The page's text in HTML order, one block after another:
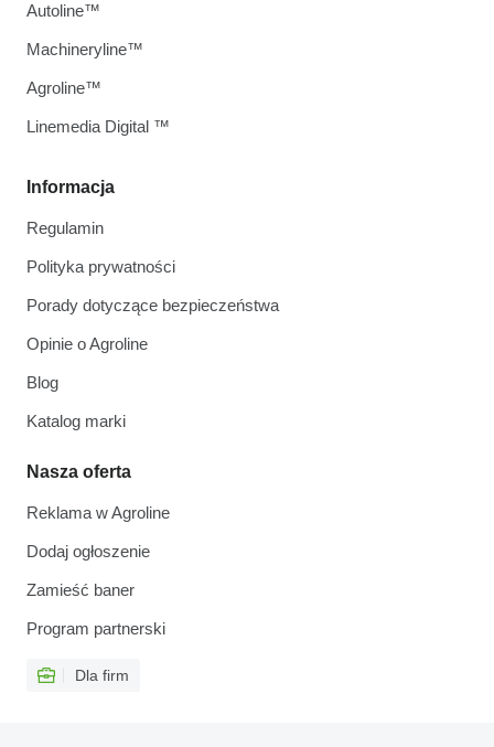
Informacja
Regulamin
Polityka prywatności
Porady dotyczące bezpieczeństwa
Opinie o Agroline
Blog
Katalog marki
Nasza oferta
Reklama w Agroline
Dodaj ogłoszenie
Zamieść baner
Program partnerski
Dla firm
Autoline™
Machineryline™
Agroline™
Linemedia Digital ™